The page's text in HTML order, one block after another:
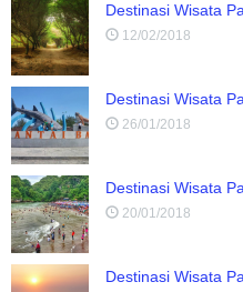
Destinasi Wisata
12/02/2018
Destinasi Wisata
26/01/2018
Destinasi Wisata
20/01/2018
Destinasi Wisata